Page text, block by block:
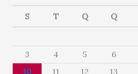
S T Q Q
3
4 5 6
10
11 12 13